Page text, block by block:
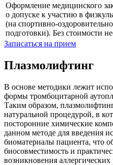
Оформление медицинского
о допуске к участию в
(на спортивно-
подготовки). Без стоимости
Записаться на прием
Плазмолифтинг
В основе методики лежит
формы тромбоцитарной
Таким образом,
натуральной процедурой, в
посторонние химические
данном методе для введения
биоматериалы пациента, что
биосовместимость и
возникновения аллергических